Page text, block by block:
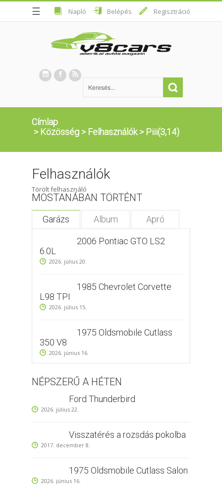
☰ Napló Belépés Regisztráció
Címlap
> Közösség > Felhasználók> Piii(3,14)
Felhasználók
Törölt felhasználó
MOSTANÁBAN TÖRTÉNT
Garázs Album Apró
2006 Pontiac GTO LS2
6.0L
2026. július 20.
1985 Chevrolet Corvette
L98 TPI
2026. július 15.
1975 Oldsmobile Cutlass
350 V8
2026. június 16.
NÉPSZERŰ A HÉTEN
Ford Thunderbird
2026. július 22.
Visszatérés a rozsdás pokolba
2017. december 8.
1975 Oldsmobile Cutlass Salon
2026. június 16.